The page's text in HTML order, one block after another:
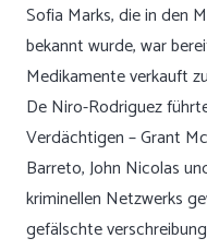
Sofia Marks, die in den
bekannt wurde, war
Medikamente verkauft
De Niro-Rodriguez
Verdächtigen – Grant
Barreto, John Nicolas
kriminellen Netzwerks
gefälschte